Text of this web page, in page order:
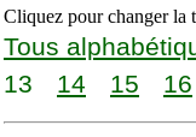
Cliquez pour changer la
Tous
13
14 15 16